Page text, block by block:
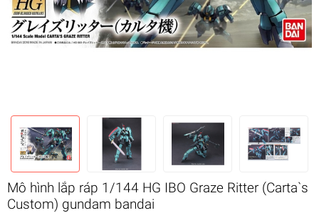
Mô hình lắp ráp 1/144 HG IBO Graze Ritter (Carta`s
Custom) gundam bandai